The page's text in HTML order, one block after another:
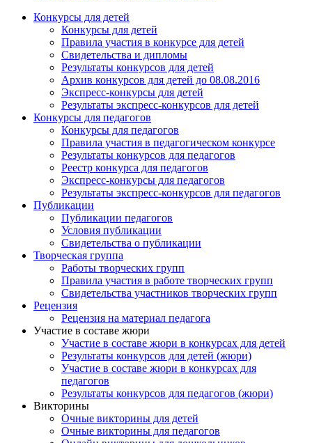
Конкурсы для детей
Конкурсы для детей
Правила участия в конкурсе для детей
Свидетельства и дипломы
Результаты конкурсов для детей
Архив конкурсов для детей до 08.08.2016
Экспресс-конкурсы для детей
Результаты экспресс-конкурсов для детей
Конкурсы для педагогов
Конкурсы для педагогов
Правила участия в педагогическом конкурсе
Результаты конкурсов для педагогов
Реестр конкурса для педагогов
Экспресс-конкурсы для педагогов
Результаты экспресс-конкурсов для педагогов
Публикации
Публикации педагогов
Условия публикации
Свидетельства о публикации
Творческая группа
Работы творческих групп
Правила участия в работе творческих групп
Свидетельства участников творческих групп
Рецензия
Рецензия на материал педагога
Участие в составе жюри
Участие в составе жюри в конкурсах для детей
Результаты конкурсов для детей (жюри)
Участие в составе жюри в конкурсах для
педагогов
Результаты конкурсов для педагогов (жюри)
Викторины
Очные викторины для детей
Очные викторины для педагогов